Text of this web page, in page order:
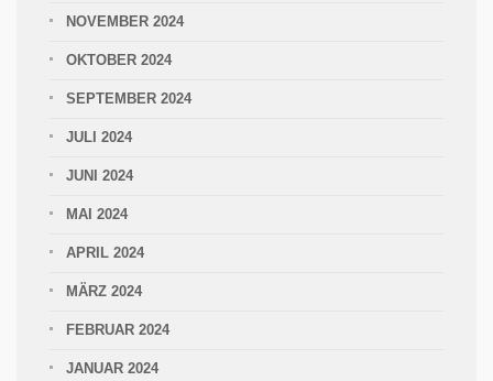
NOVEMBER 2024
OKTOBER 2024
SEPTEMBER 2024
JULI 2024
JUNI 2024
MAI 2024
APRIL 2024
MÄRZ 2024
FEBRUAR 2024
JANUAR 2024